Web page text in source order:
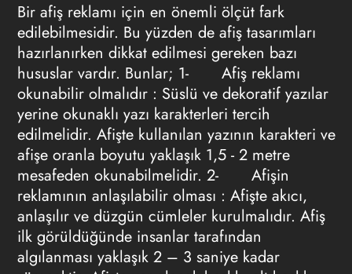
Bir afiş reklamı için en önemli ölçüt fark
edilebilmesidir. Bu yüzden de afiş tasarımları
hazırlanırken dikkat edilmesi gereken bazı
hususlar vardır. Bunlar; 1- Afiş reklamı
okunabilir olmalıdır : Süslü ve dekoratif yazılar
yerine okunaklı yazı karakterleri tercih
edilmelidir. Afişte kullanılan yazının karakteri ve
afişe oranla boyutu yaklaşık 1,5 - 2 metre
mesafeden okunabilmelidir. 2- Afişin
reklamının anlaşılabilir olması : Afişte akıcı,
anlaşılır ve düzgün cümleler kurulmalıdır. Afiş
ilk görüldüğünde insanlar tarafından
algılanması yaklaşık 2 – 3 saniye kadar